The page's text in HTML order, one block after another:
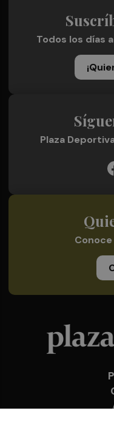
Todos los días
Plaza